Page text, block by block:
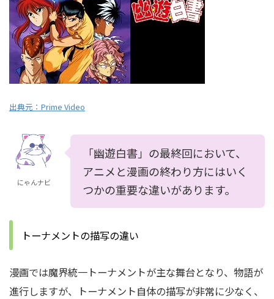
出典元：Prime Video
にゃんナビ
「幽遊白書」の最終回において、
アニメと漫画の終わり方にはいく
つかの重要な違いがあります。
トーナメントの描写の違い
漫画では魔界統一トーナメントが主な舞台となり、物語が
進行しますが、トーナメント自体の描写が非常に少なく、